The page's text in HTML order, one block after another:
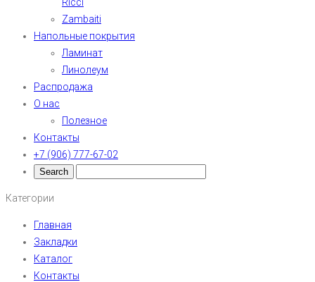
Zambaiti
Напольные покрытия
Ламинат
Линолеум
Распродажа
О нас
Полезное
Контакты
+7 (906) 777-67-02
Категории
Главная
Закладки
Каталог
Контакты